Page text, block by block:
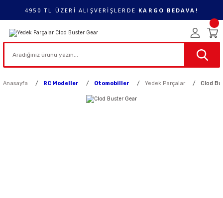
4950 TL ÜZERİ ALIŞVERİŞLERDE KARGO BEDAVA!
Anasayfa RC Modeller Otomobiller Yedek Parçalar Clod